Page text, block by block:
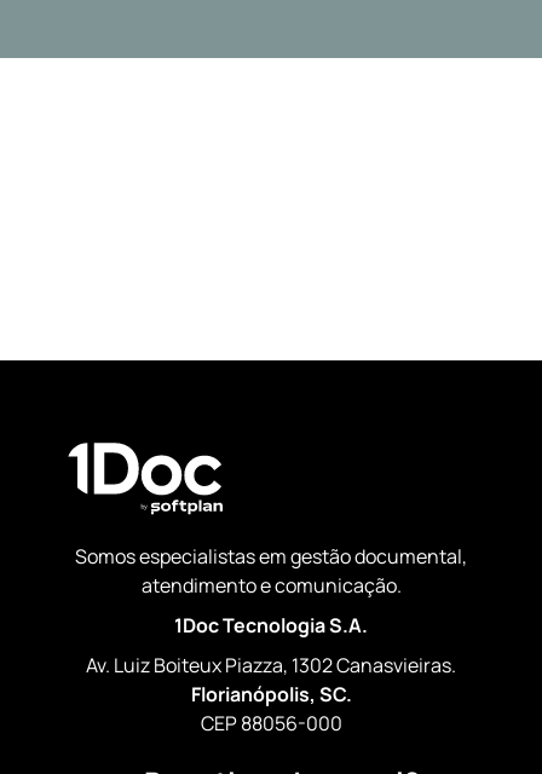
Somos especialistas em gestão documental,
atendimento e comunicação.
1Doc Tecnologia S.A.
Av. Luiz Boiteux Piazza, 1302 Canasvieiras.
Florianópolis, SC.
CEP 88056-000